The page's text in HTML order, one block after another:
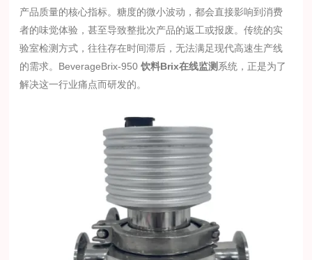
产品质量的核心指标。糖度的微小波动，都会直接影响到消费
者的味觉体验，甚至导致整批次产品的返工或报废。传统的实
验室检测方式，往往存在时间滞后，无法满足现代高速生产线
的需求。BeverageBrix-950饮料Brix在线监测系统，正是为了
解决这一行业痛点而研发的。